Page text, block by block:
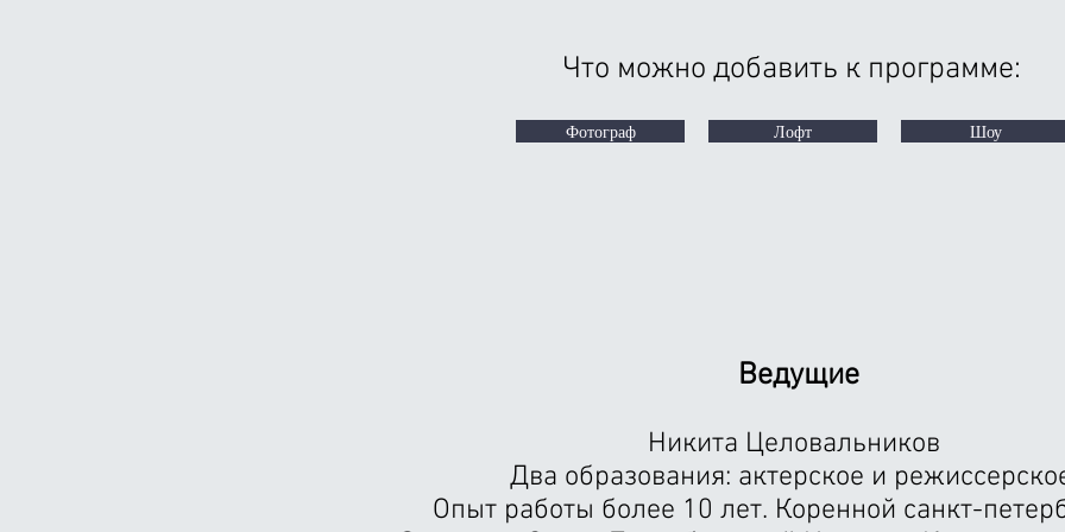
Что можно добавить к программе:
Фотограф Лофт Шоу
Ведущие
Никита Целовальников
Два образования: актерское и
Опыт работы более 10 лет. Коренной санкт-